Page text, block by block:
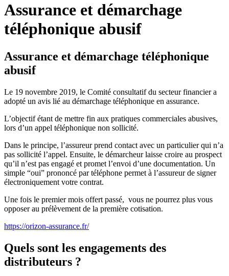
Assurance et démarchage
téléphonique abusif
Assurance et démarchage téléphonique
abusif
Le 19 novembre 2019, le Comité consultatif du secteur financier a
adopté un avis lié au démarchage téléphonique en assurance.
L’objectif étant de mettre fin aux pratiques commerciales abusives,
lors d’un appel téléphonique non sollicité.
Dans le principe, l’assureur prend contact avec un particulier qui n’a
pas sollicité l’appel. Ensuite, le démarcheur laisse croire au prospect
qu’il n’est pas engagé et promet l’envoi d’une documentation. Un
simple “oui” prononcé par téléphone permet à l’assureur de signer
électroniquement votre contrat.
Une fois le premier mois offert passé, vous ne pourrez plus vous
opposer au prélèvement de la première cotisation.
https://orizon-assurance.fr/
Quels sont les engagements des
distributeurs ?